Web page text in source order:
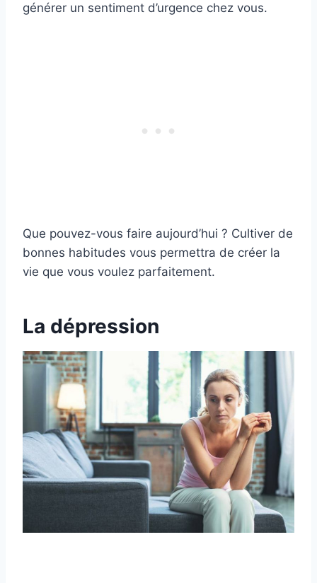
générer un sentiment d’urgence chez vous.
Que pouvez-vous faire aujourd’hui ? Cultiver de
bonnes habitudes vous permettra de créer la
vie que vous voulez parfaitement.
La dépression